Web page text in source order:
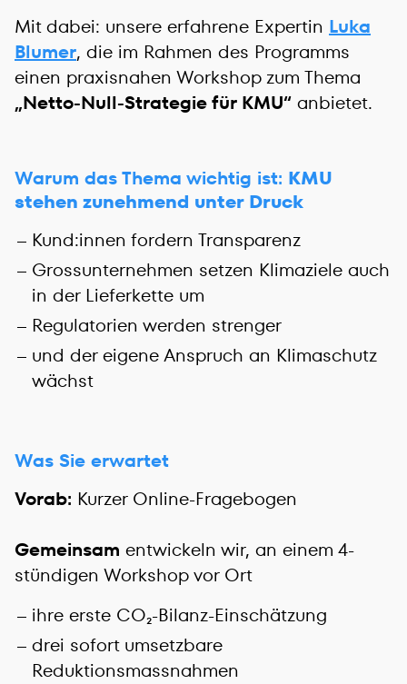
Mit dabei: unsere erfahrene Expertin Luka
Blumer, die im Rahmen des Programms
einen praxisnahen Workshop zum Thema
„Netto-Null-Strategie für KMU“ anbietet.
Warum das Thema wichtig ist: KMU
stehen zunehmend unter Druck
Kund:innen fordern Transparenz
Grossunternehmen setzen Klimaziele auch
in der Lieferkette um
Regulatorien werden strenger
und der eigene Anspruch an Klimaschutz
wächst
Was Sie erwartet
Vorab: Kurzer Online-Fragebogen
Gemeinsam entwickeln wir, an einem 4-
stündigen Workshop vor Ort
ihre erste CO₂-Bilanz-Einschätzung
drei sofort umsetzbare
Reduktionsmassnahmen